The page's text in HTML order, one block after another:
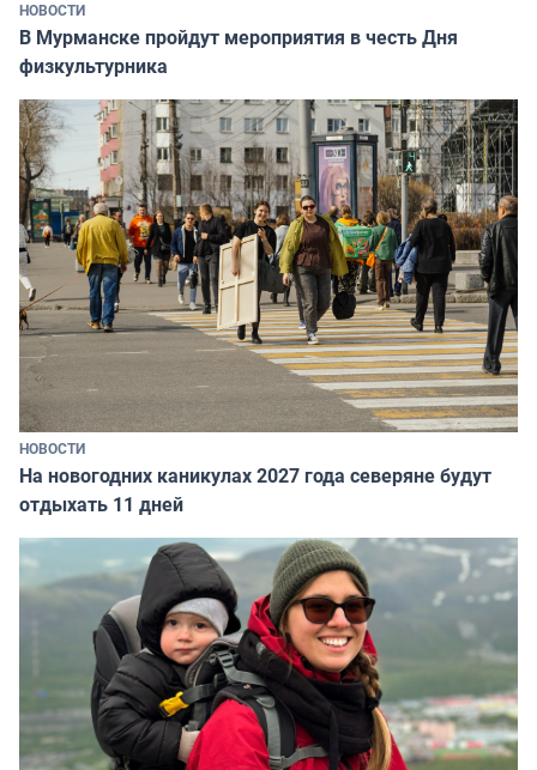
НОВОСТИ
В Мурманске пройдут мероприятия в честь Дня
физкультурника
НОВОСТИ
На новогодних каникулах 2027 года северяне будут
отдыхать 11 дней